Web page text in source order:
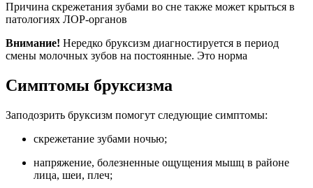
Причина скрежетания зубами во сне также может крыться в
патологиях ЛОР-органов
Внимание! Нередко бруксизм диагностируется в период
смены молочных зубов на постоянные. Это норма
Симптомы бруксизма
Заподозрить бруксизм помогут следующие симптомы:
скрежетание зубами ночью;
напряжение, болезненные ощущения мышц в районе
лица, шеи, плеч;